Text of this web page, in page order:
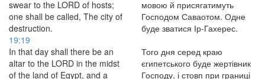
swear to the LORD of hosts;
one shall be called, The city of
destruction.
мовою й присягатимуть
Господом Саваотом. Одне
буде зватися Ір-Гахерес.
19:19
In that day shall there be an
altar to the LORD in the midst
of the land of Egypt, and a
Того дня серед краю
єгипетського буде жертівник
Господу, і стовп при границі